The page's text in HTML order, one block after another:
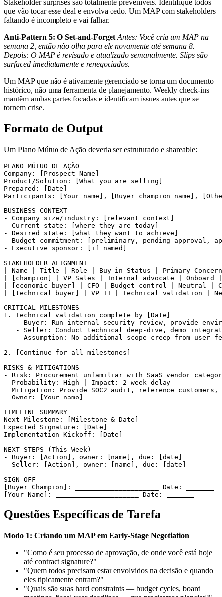
Stakeholder surprises são totalmente preveníveis. Identifique todos
que vão tocar esse deal e envolva cedo. Um MAP com stakeholders
faltando é incompleto e vai falhar.
Anti-Pattern 5: O Set-and-Forget Antes: Você cria um MAP na
semana 2, então não olha para ele novamente até semana 8.
Depois: O MAP é revisado e atualizado semanalmente. Slips são
surfaced imediatamente e renegociados.
Um MAP que não é ativamente gerenciado se torna um documento
histórico, não uma ferramenta de planejamento. Weekly check-ins
mantêm ambas partes focadas e identificam issues antes que se
tornem crise.
Formato de Output
Um Plano Mútuo de Ação deveria ser estruturado e shareable:
PLANO MÚTUO DE AÇÃO
Company: [Prospect Name]
Product/Solution: [What you are selling]
Prepared: [Date]
Participants: [Your name], [Buyer champion name],
BUSINESS CONTEXT
- Company size/industry: [relevant context]
- Current state: [where they are today]
- Desired state: [what they want to achieve]
- Budget commitment: [preliminary, pending approval,
- Executive sponsor: [if named]
STAKEHOLDER ALIGNMENT
| Name | Title | Role | Buy-in Status | Primary Concern
| [champion] | VP Sales | Internal advocate | Onboard |
| [economic buyer] | CFO | Budget control | Neutral |
| [technical buyer] | VP IT | Technical validation |
CRITICAL MILESTONES
1. Technical validation complete by [Date]
- Buyer: Run internal security review, provide
- Seller: Conduct technical deep-dive, demo
- Assumption: No additional scope creep from user
2. [Continue for all milestones]
RISKS & MITIGATIONS
- Risk: Procurement unfamiliar with SaaS vendor
  Probability: High | Impact: 2-week delay
Mitigation: Provide SOC2 audit, reference
  Owner: [Your name]
TIMELINE SUMMARY
Next Milestone: [Milestone & Date]
Expected Signature: [Date]
Implementation Kickoff: [Date]
NEXT STEPS (This Week)
- Buyer: [Action], owner: [name], due: [date]
- Seller: [Action], owner: [name], due: [date]
SIGN-OFF
[Buyer Champion]: _____________________ Date: _______
Questões Específicas de Tarefa
Modo 1: Criando um MAP em Early-Stage Negotiation
"Como é seu processo de aprovação, de onde você está hoje
até contract signature?"
"Quem todos precisam estar envolvidos na decisão e quando
eles tipicamente entram?"
"Quais são suas hard constraints — budget cycles, board